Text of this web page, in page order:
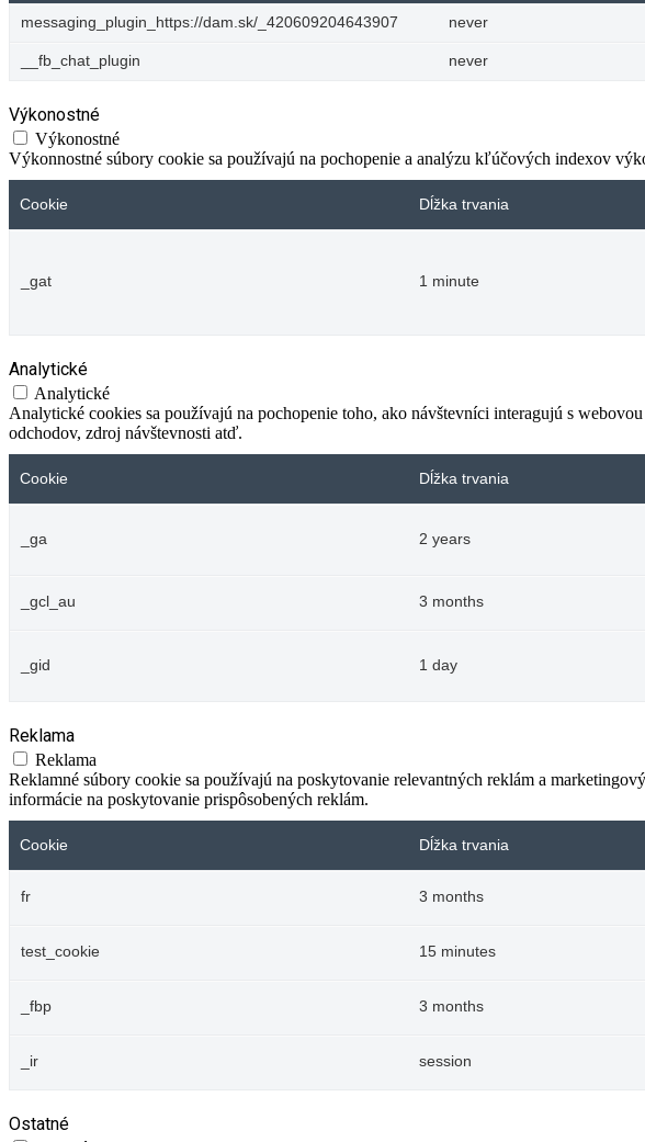
messaging_plugin_https://dam.sk/_420609204643907 never
__fb_chat_plugin never
Výkonostné
Výkonostné
Výkonnostné súbory cookie sa používajú na pochopenie a analýzu kľúčových indexov
Cookie Dĺžka trvania
_gat 1 minute
Analytické
Analytické
Analytické cookies sa používajú na pochopenie toho, ako návštevníci interagujú s
odchodov, zdroj návštevnosti atď.
Cookie Dĺžka trvania
_ga 2 years
_gcl_au 3 months
_gid 1 day
Reklama
Reklama
Reklamné súbory cookie sa používajú na poskytovanie relevantných reklám a
informácie na poskytovanie prispôsobených reklám.
Cookie Dĺžka trvania
fr 3 months
test_cookie 15 minutes
_fbp 3 months
_ir session
Ostatné